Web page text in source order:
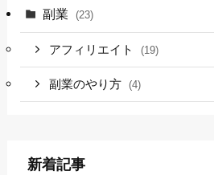
副業 (23)
アフィリエイト (19)
副業のやり方 (4)
新着記事